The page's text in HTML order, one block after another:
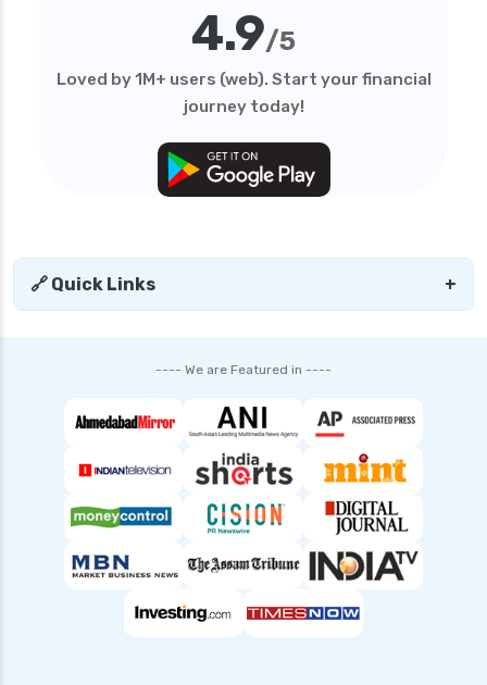
personal loan in telangana
personal loan in trichy
personal loan interest rates
sbi personal loan interest rates
shriram finance personal loan interest rate
top 10 Personal loan apps
top10 rbi approved loan apps
4.9/5
Loved by 1M+ users (web). Start your financial
journey today!
🔗 Quick Links +
---- We are Featured in ----